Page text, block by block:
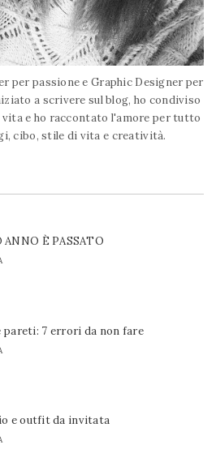
per passione e Graphic Designer per
a scrivere sul blog, ho condiviso
e ho raccontato l'amore per tutto
cibo, stile di vita e creatività.
ANNO È PASSATO
pareti: 7 errori da non fare
e outfit da invitata